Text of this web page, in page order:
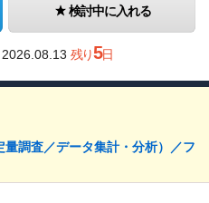
検討中に入れる
2026.08.13 残り5日
調査／データ集計・分析）／フ